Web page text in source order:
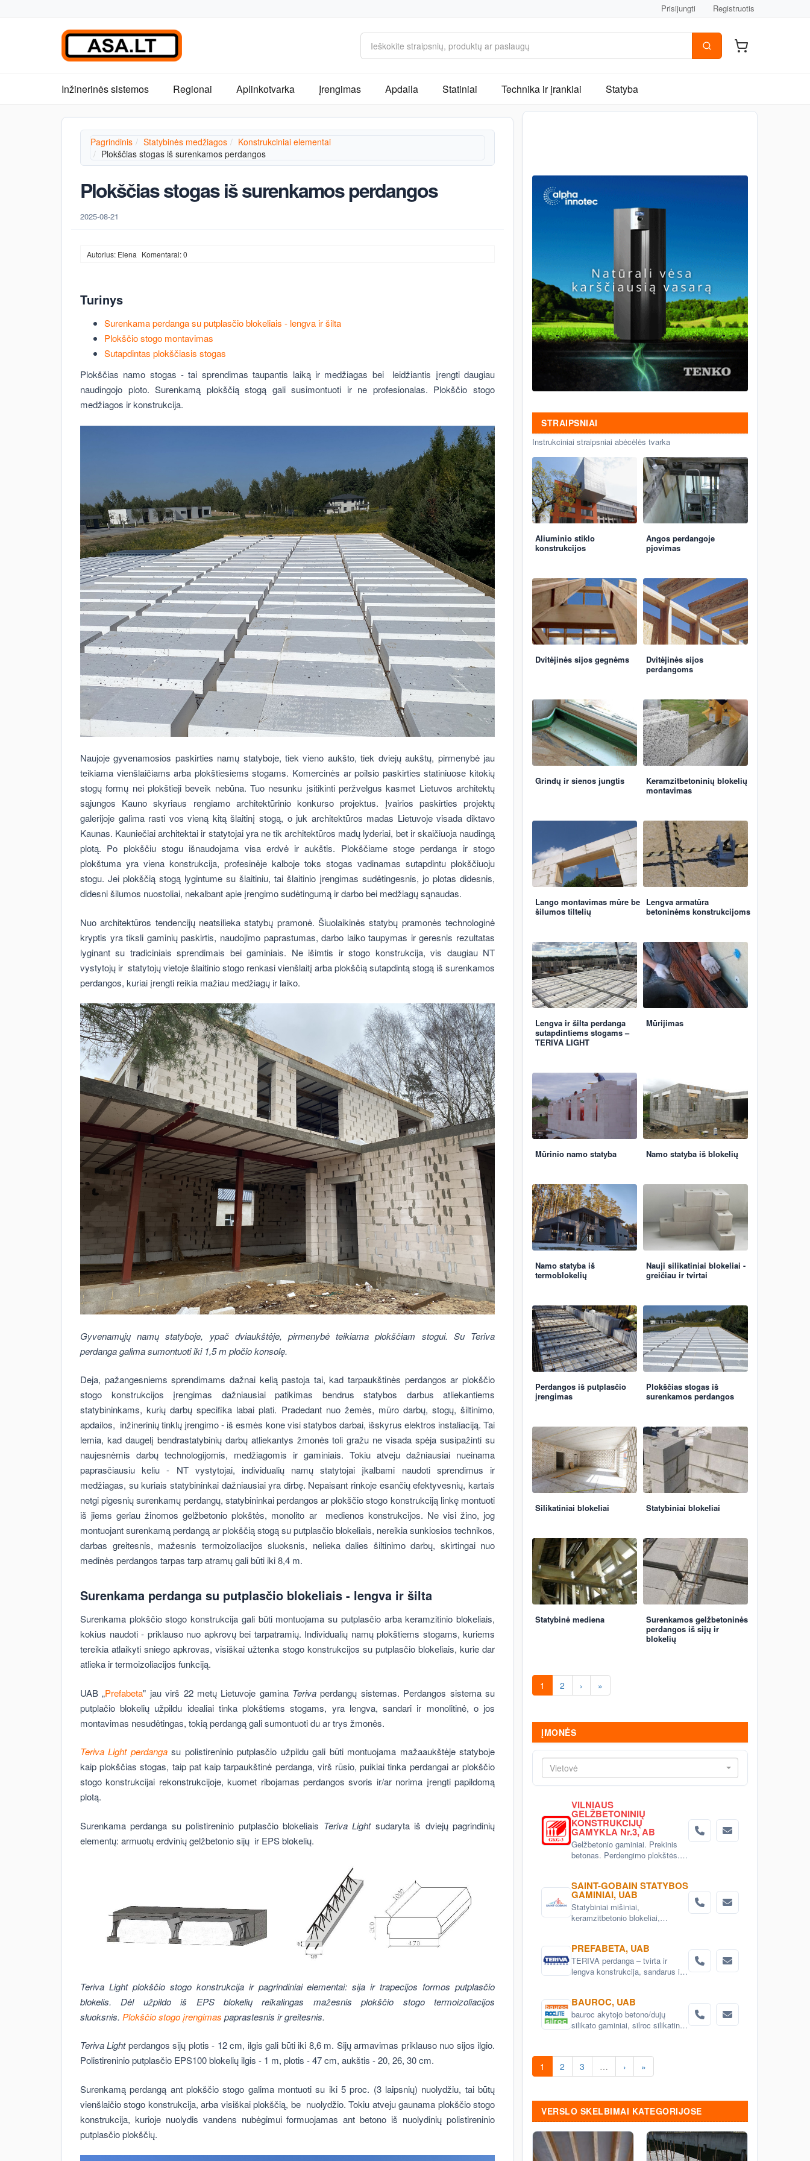
Prisijungti Registruotis
Inžinerinės sistemos Regionai Aplinkotvarka Įrengimas Apdaila Statiniai Technika ir įrankiai Statyba
Pagrindinis Statybinės medžiagos
Konstrukciniai elementai
Plokščias stogas iš surenkamos perdangos
Plokščias stogas iš surenkamos perdangos
2025-08-21
Autorius: Elena Komentarai: 0
Turinys
Surenkama perdanga su putplasčio blokeliais - lengva ir šilta
Plokščio stogo montavimas
Sutapdintas plokščiasis stogas
Plokščias namo stogas - tai sprendimas taupantis laiką ir medžiagas bei leidžiantis įrengti daugiau
naudingojo ploto. Surenkamą plokščią stogą gali susimontuoti ir ne profesionalas. Plokščio stogo
medžiagos ir konstrukcija.
Naujoje gyvenamosios paskirties namų statyboje, tiek vieno aukšto, tiek dviejų aukštų, pirmenybė jau
teikiama vienšlaičiams arba plokštiesiems stogams. Komercinės ar poilsio paskirties statiniuose kitokių
stogų formų nei plokštieji beveik nebūna. Tuo nesunku įsitikinti peržvelgus kasmet Lietuvos architektų
sąjungos Kauno skyriaus rengiamo architektūrinio konkurso projektus. Įvairios paskirties projektų
galerijoje galima rasti vos vieną kitą šlaitinį stogą, o juk architektūros madas Lietuvoje visada diktavo
Kaunas. Kauniečiai architektai ir statytojai yra ne tik architektūros madų lyderiai, bet ir skaičiuoja naudingą
plotą. Po plokščiu stogu išnaudojama visa erdvė ir aukštis. Plokščiame stoge perdanga ir stogo
plokštuma yra viena konstrukcija, profesinėje kalboje toks stogas vadinamas sutapdintu plokščiuoju
stogu. Jei plokščią stogą lygintume su šlaitiniu, tai šlaitinio įrengimas sudėtingesnis, jo plotas didesnis,
didesni šilumos nuostoliai, nekalbant apie įrengimo sudėtingumą ir darbo bei medžiagų sąnaudas.
Nuo architektūros tendencijų neatsilieka statybų pramonė. Šiuolaikinės statybų pramonės technologinė
kryptis yra tiksli gaminių paskirtis, naudojimo paprastumas, darbo laiko taupymas ir geresnis rezultatas
lyginant su tradiciniais sprendimais bei gaminiais. Ne išimtis ir stogo konstrukcija, vis daugiau NT
vystytojų ir statytojų vietoje šlaitinio stogo renkasi vienšlaitį arba plokščią sutapdintą stogą iš surenkamos
perdangos, kuriai įrengti reikia mažiau medžiagų ir laiko.
Gyvenamųjų namų statyboje, ypač dviaukštėje, pirmenybė teikiama plokščiam stogui. Su Teriva
perdanga galima sumontuoti iki 1,5 m pločio konsolę.
Deja, pažangesniems sprendimams dažnai kelią pastoja tai, kad tarpaukštinės perdangos ar plokščio
stogo konstrukcijos įrengimas dažniausiai patikimas bendrus statybos darbus atliekantiems
statybininkams, kurių darbų specifika labai plati. Pradedant nuo žemės, mūro darbų, stogų, šiltinimo,
apdailos, inžinerinių tinklų įrengimo - iš esmės kone visi statybos darbai, išskyrus elektros instaliaciją. Tai
lemia, kad daugelį bendrastatybinių darbų atliekantys žmonės toli gražu ne visada spėja susipažinti su
naujesnėmis darbų technologijomis, medžiagomis ir gaminiais. Tokiu atveju dažniausiai nueinama
paprasčiausiu keliu - NT vystytojai, individualių namų statytojai įkalbami naudoti sprendimus ir
medžiagas, su kuriais statybininkai dažniausiai yra dirbę. Nepaisant rinkoje esančių efektyvesnių, kartais
netgi pigesnių surenkamų perdangų, statybininkai perdangos ar plokščio stogo konstrukciją linkę montuoti
iš jiems geriau žinomos gelžbetonio plokštės, monolito ar medienos konstrukcijos. Ne visi žino, jog
montuojant surenkamą perdangą ar plokščią stogą su putplasčio blokeliais, nereikia sunkiosios technikos,
darbas greitesnis, mažesnis termoizoliacijos sluoksnis, nelieka dalies šiltinimo darbų, skirtingai nuo
medinės perdangos tarpas tarp atramų gali būti iki 8,4 m.
Surenkama perdanga su putplasčio blokeliais - lengva ir šilta
Surenkama plokščio stogo konstrukcija gali būti montuojama su putplasčio arba keramzitinio blokeliais,
kokius naudoti - priklauso nuo apkrovų bei tarpatramių. Individualių namų plokštiems stogams, kuriems
tereikia atlaikyti sniego apkrovas, visiškai užtenka stogo konstrukcijos su putplasčio blokeliais, kurie dar
atlieka ir termoizoliacijos funkciją.
UAB „Prefabeta" jau virš 22 metų Lietuvoje gamina Teriva perdangų sistemas. Perdangos sistema su
putplačio blokelių užpildu idealiai tinka plokštiems stogams, yra lengva, sandari ir monolitinė, o jos
montavimas nesudėtingas, tokią perdangą gali sumontuoti du ar trys žmonės.
Teriva Light perdangasu polistireninio putplasčio užpildu gali būti montuojama mažaaukštėje statyboje
kaip plokščias stogas, taip pat kaip tarpaukštinė perdanga, virš rūsio, puikiai tinka perdangai ar plokščio
stogo konstrukcijai rekonstrukcijoje, kuomet ribojamas perdangos svoris ir/ar norima įrengti papildomą
plotą.
Surenkama perdanga su polistireninio putplasčio blokeliais Teriva Lightsudaryta iš dviejų pagrindinių
elementų: armuotų erdvinių gelžbetonio sijų ir EPS blokelių.
Teriva Light plokščio stogo konstrukcija ir pagrindiniai elementai: sija ir trapecijos formos putplasčio
blokelis. Dėl užpildo iš EPS blokelių reikalingas mažesnis plokščio stogo termoizoliacijos
sluoksnis. Plokščio stogo įrengimas paprastesnis ir greitesnis.
Teriva Lightperdangos sijų plotis - 12 cm, ilgis gali būti iki 8,6 m. Sijų armavimas priklauso nuo sijos ilgio.
Polistireninio putplasčio EPS100 blokelių ilgis - 1 m, plotis - 47 cm, aukštis - 20, 26, 30 cm.
Surenkamą perdangą ant plokščio stogo galima montuoti su iki 5 proc. (3 laipsnių) nuolydžiu, tai būtų
vienšlaičio stogo konstrukcija, arba visiškai plokščią, be nuolydžio. Tokiu atveju gaunama plokščio stogo
konstrukcija, kurioje nuolydis vandens nubėgimui formuojamas ant betono iš nuolydinių polistireninio
putplasčio plokščių.
STRAIPSNIAI
Instrukciniai straipsniai abėcėlės tvarka
Aliuminio stiklo
konstrukcijos
Angos perdangoje
pjovimas
Dvitėjinės sijos gegnėms
Dvitėjinės sijos
perdangoms
Grindų ir sienos jungtis
Keramzitbetoninių blokelių
montavimas
Lango montavimas mūre be
šilumos tiltelių
Lengva armatūra
betoninėms konstrukcijoms
Lengva ir šilta perdanga
sutapdintiems stogams –
TERIVA LIGHT
Mūrijimas
Mūrinio namo statyba Namo statyba iš blokelių
Namo statyba iš
termoblokelių
Nauji silikatiniai blokeliai -
greičiau ir tvirtai
Perdangos iš putplasčio
įrengimas
Plokščias stogas iš
surenkamos perdangos
Silikatiniai blokeliai Statybiniai blokeliai
Statybinė mediena
Surenkamos gelžbetoninės
perdangos iš sijų ir
blokelių
1 2 › »
ĮMONĖS
Vietovė
VILNIAUS
GELŽBETONINIŲ
KONSTRUKCIJŲ
GAMYKLA Nr.3, AB
Gelžbetonio gaminiai. Prekinis
betonas. Perdengimo plokštės.
Betoniniai šulinio žiedai. Tvoros
elementai
SAINT-GOBAIN STATYBOS
GAMINIAI, UAB
Statybiniai mišiniai,
keramzitbetonio blokeliai,
PREFABETA, UAB
TERIVA perdanga – tvirta ir
lengva konstrukcija, sandarus ir
BAUROC, UAB
bauroc akytojo betono/dujų
silikato gaminiai, silroc silikatiniai
1 2 3 … › »
VERSLO SKELBIMAI KATEGORIJOSE